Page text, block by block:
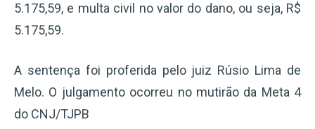
5.175,59, e multa civil no valor do dano, ou seja, R$
5.175,59.
A sentença foi proferida pelo juiz Rúsio Lima de
Melo. O julgamento ocorreu no mutirão da Meta 4
do CNJ/TJPB